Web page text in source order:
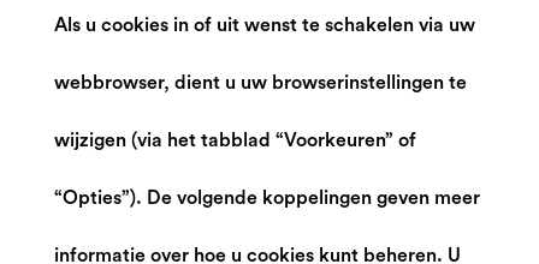
Als u cookies in of uit wenst te schakelen via uw
webbrowser, dient u uw browserinstellingen te
wijzigen (via het tabblad “Voorkeuren” of
“Opties”). De volgende koppelingen geven meer
informatie over hoe u cookies kunt beheren. U